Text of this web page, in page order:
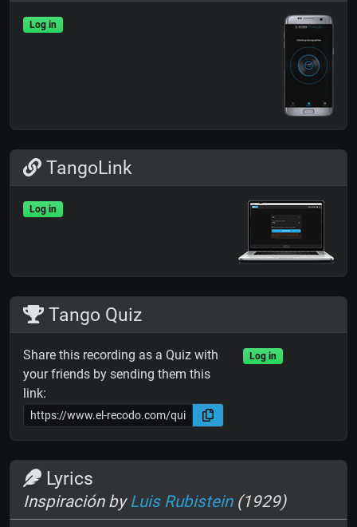
Log in
TangoLink
Log in
Tango Quiz
Share this recording as a Quiz with
your friends by sending them this
link:
Log in
Lyrics
Inspiración byLuis Rubistein(1929)